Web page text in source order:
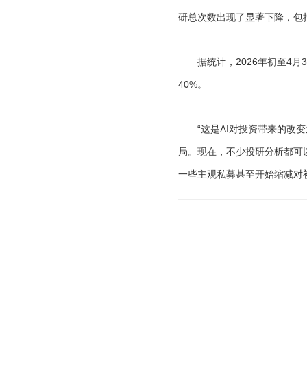
研总次数出现了显著下降，
据统计，2026年初至4月30
40%。
“这是AI对投资带来的改变
局。现在，不少投研分析都
一些主观私募甚至开始缩减对